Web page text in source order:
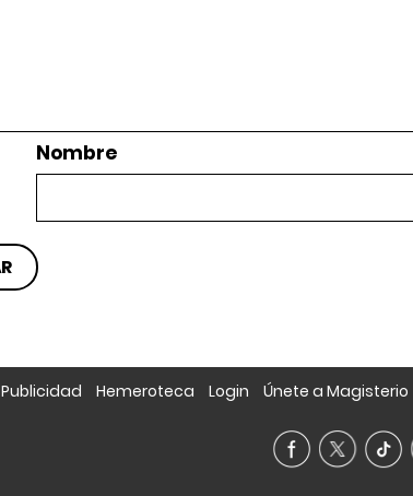
Nombre
Publicidad Hemeroteca Login Únete a Magisterio